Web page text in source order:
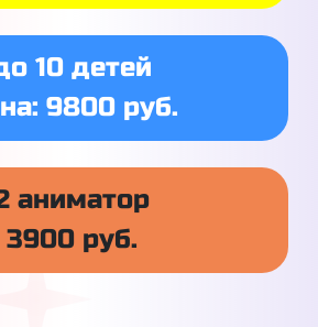
10 детей
9800 руб.
аниматор
3900 руб.